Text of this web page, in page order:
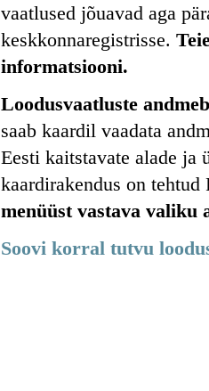
vaatlused jõuavad aga
keskkonnaregistrisse.
informatsiooni.
Loodusvaatluste
saab kaardil vaadata
Eesti kaitstavate alade ja
kaardirakendus on
menüüst vastava valiku
Soovi korral tutvu